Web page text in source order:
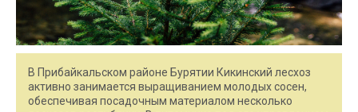
В Прибайкальском районе Бурятии Кикинский лесхоз
активно занимается выращиванием молодых сосен,
обеспечивая посадочным материалом несколько